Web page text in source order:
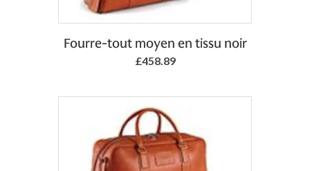
Add to Basket
Fourre-tout moyen en tissu noir
£458.89